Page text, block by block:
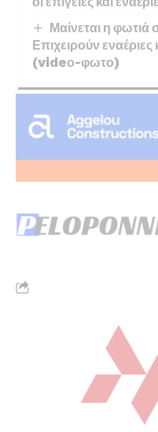
Μαίνεται η φωτιά
Επιχειρούν εναέριες
(videο-φωτο)